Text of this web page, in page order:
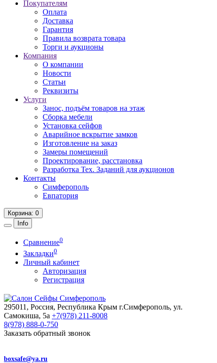
Покупателям
Оплата
Доставка
Гарантия
Правила возврата товара
Торги и аукционы
Компания
О компании
Новости
Статьи
Реквизиты
Услуги
Занос, подъём товаров на этаж
Сборка мебели
Установка сейфов
Аварийное вскрытие замков
Изготовление на заказ
Замеры помещений
Проектирование, расстановка
Разработка Тех. Заданий для аукционов
Контакты
Симферополь
Евпатория
Корзина: 0
Info
Сравнение0
Закладки0
Личный кабинет
Авторизация
Регистрация
295011, Россия, Республика Крым г.Симферополь, ул.
Самокиша, 5а +7(978) 211-8008
8(978) 888-0-750
Заказать обратный звонок
boxsafe@ya.ru